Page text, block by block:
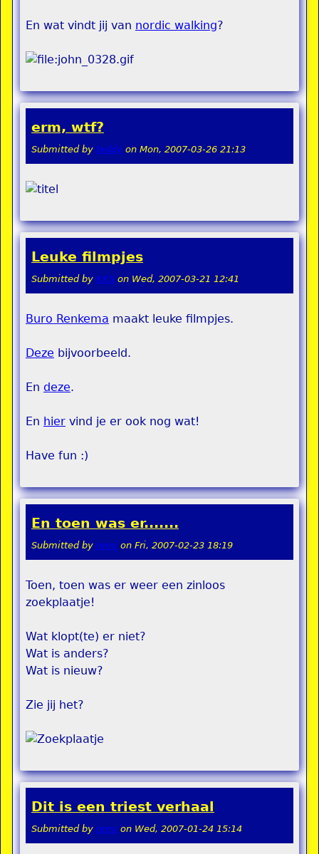
En wat vindt jij van nordic walking?
erm, wtf?
Submitted by teddy on Mon, 2007-03-26 21:13
Leuke filmpjes
Submitted by KKS on Wed, 2007-03-21 12:41
Buro Renkema maakt leuke filmpjes.
Deze bijvoorbeeld.
En deze.
En hier vind je er ook nog wat!
Have fun :)
En toen was er.......
Submitted by remi on Fri, 2007-02-23 18:19
Toen, toen was er weer een zinloos
zoekplaatje!
Wat klopt(te) er niet?
Wat is anders?
Wat is nieuw?
Zie jij het?
Dit is een triest verhaal
Submitted by remi on Wed, 2007-01-24 15:14